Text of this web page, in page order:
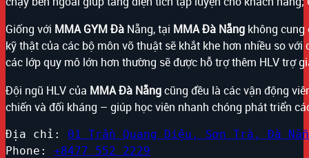
Giống với MMA GYM Đà Nẵng, tại MMA Đà Nẵng không cung
kỹ thật của các bộ môn võ thuật sẽ khắt khe hơn nhiều so
các lớp quy mô lớn hơn thường sẽ được hỗ trợ thêm HLV trợ
Đội ngũ HLV của MMA Đà Nẵngcũng đều là các vận động
chiến và đối kháng – giúp học viên nhanh chóng phát triển
Địa chỉ: 01 Trần Quang Diệu, Sơn Trà, Đà
Phone: +8477 552 2229